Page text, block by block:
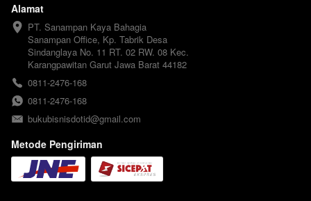
Alamat
PT. Sanampan Kaya Bahagia
Sanampan Office, Kp. Tabrik Desa
Sindanglaya No. 11 RT. 02 RW. 08 Kec.
Karangpawitan Garut Jawa Barat 44182
0811-2476-168
0811-2476-168
bukubisnisdotid@gmail.com
Metode Pengiriman